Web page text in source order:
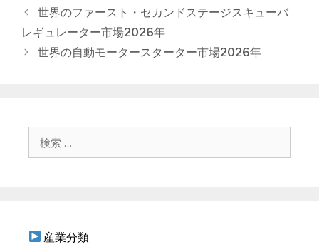
テ
ゴ
リ
ー
投
稿
ョ
世界のファースト・セカンドステージスキューバ
レギュレーター市場2026年
世界の自動モータースターター市場2026年
産業分類